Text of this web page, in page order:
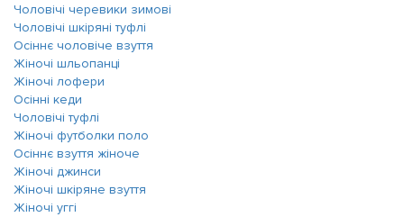
Чоловічі черевики зимові
Чоловічі шкіряні туфлі
Осіннє чоловіче взуття
Жіночі шльопанці
Жіночі лофери
Осінні кеди
Чоловічі туфлі
Жіночі футболки поло
Осіннє взуття жіноче
Жіночі джинси
Жіночі шкіряне взуття
Жіночі уггі